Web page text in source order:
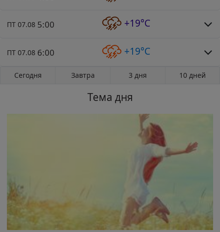
ПТ 07.08 5:00 +19°C
ПТ 07.08 6:00 +19°C
Сегодня Завтра 3 дня 10 дней
Тема дня